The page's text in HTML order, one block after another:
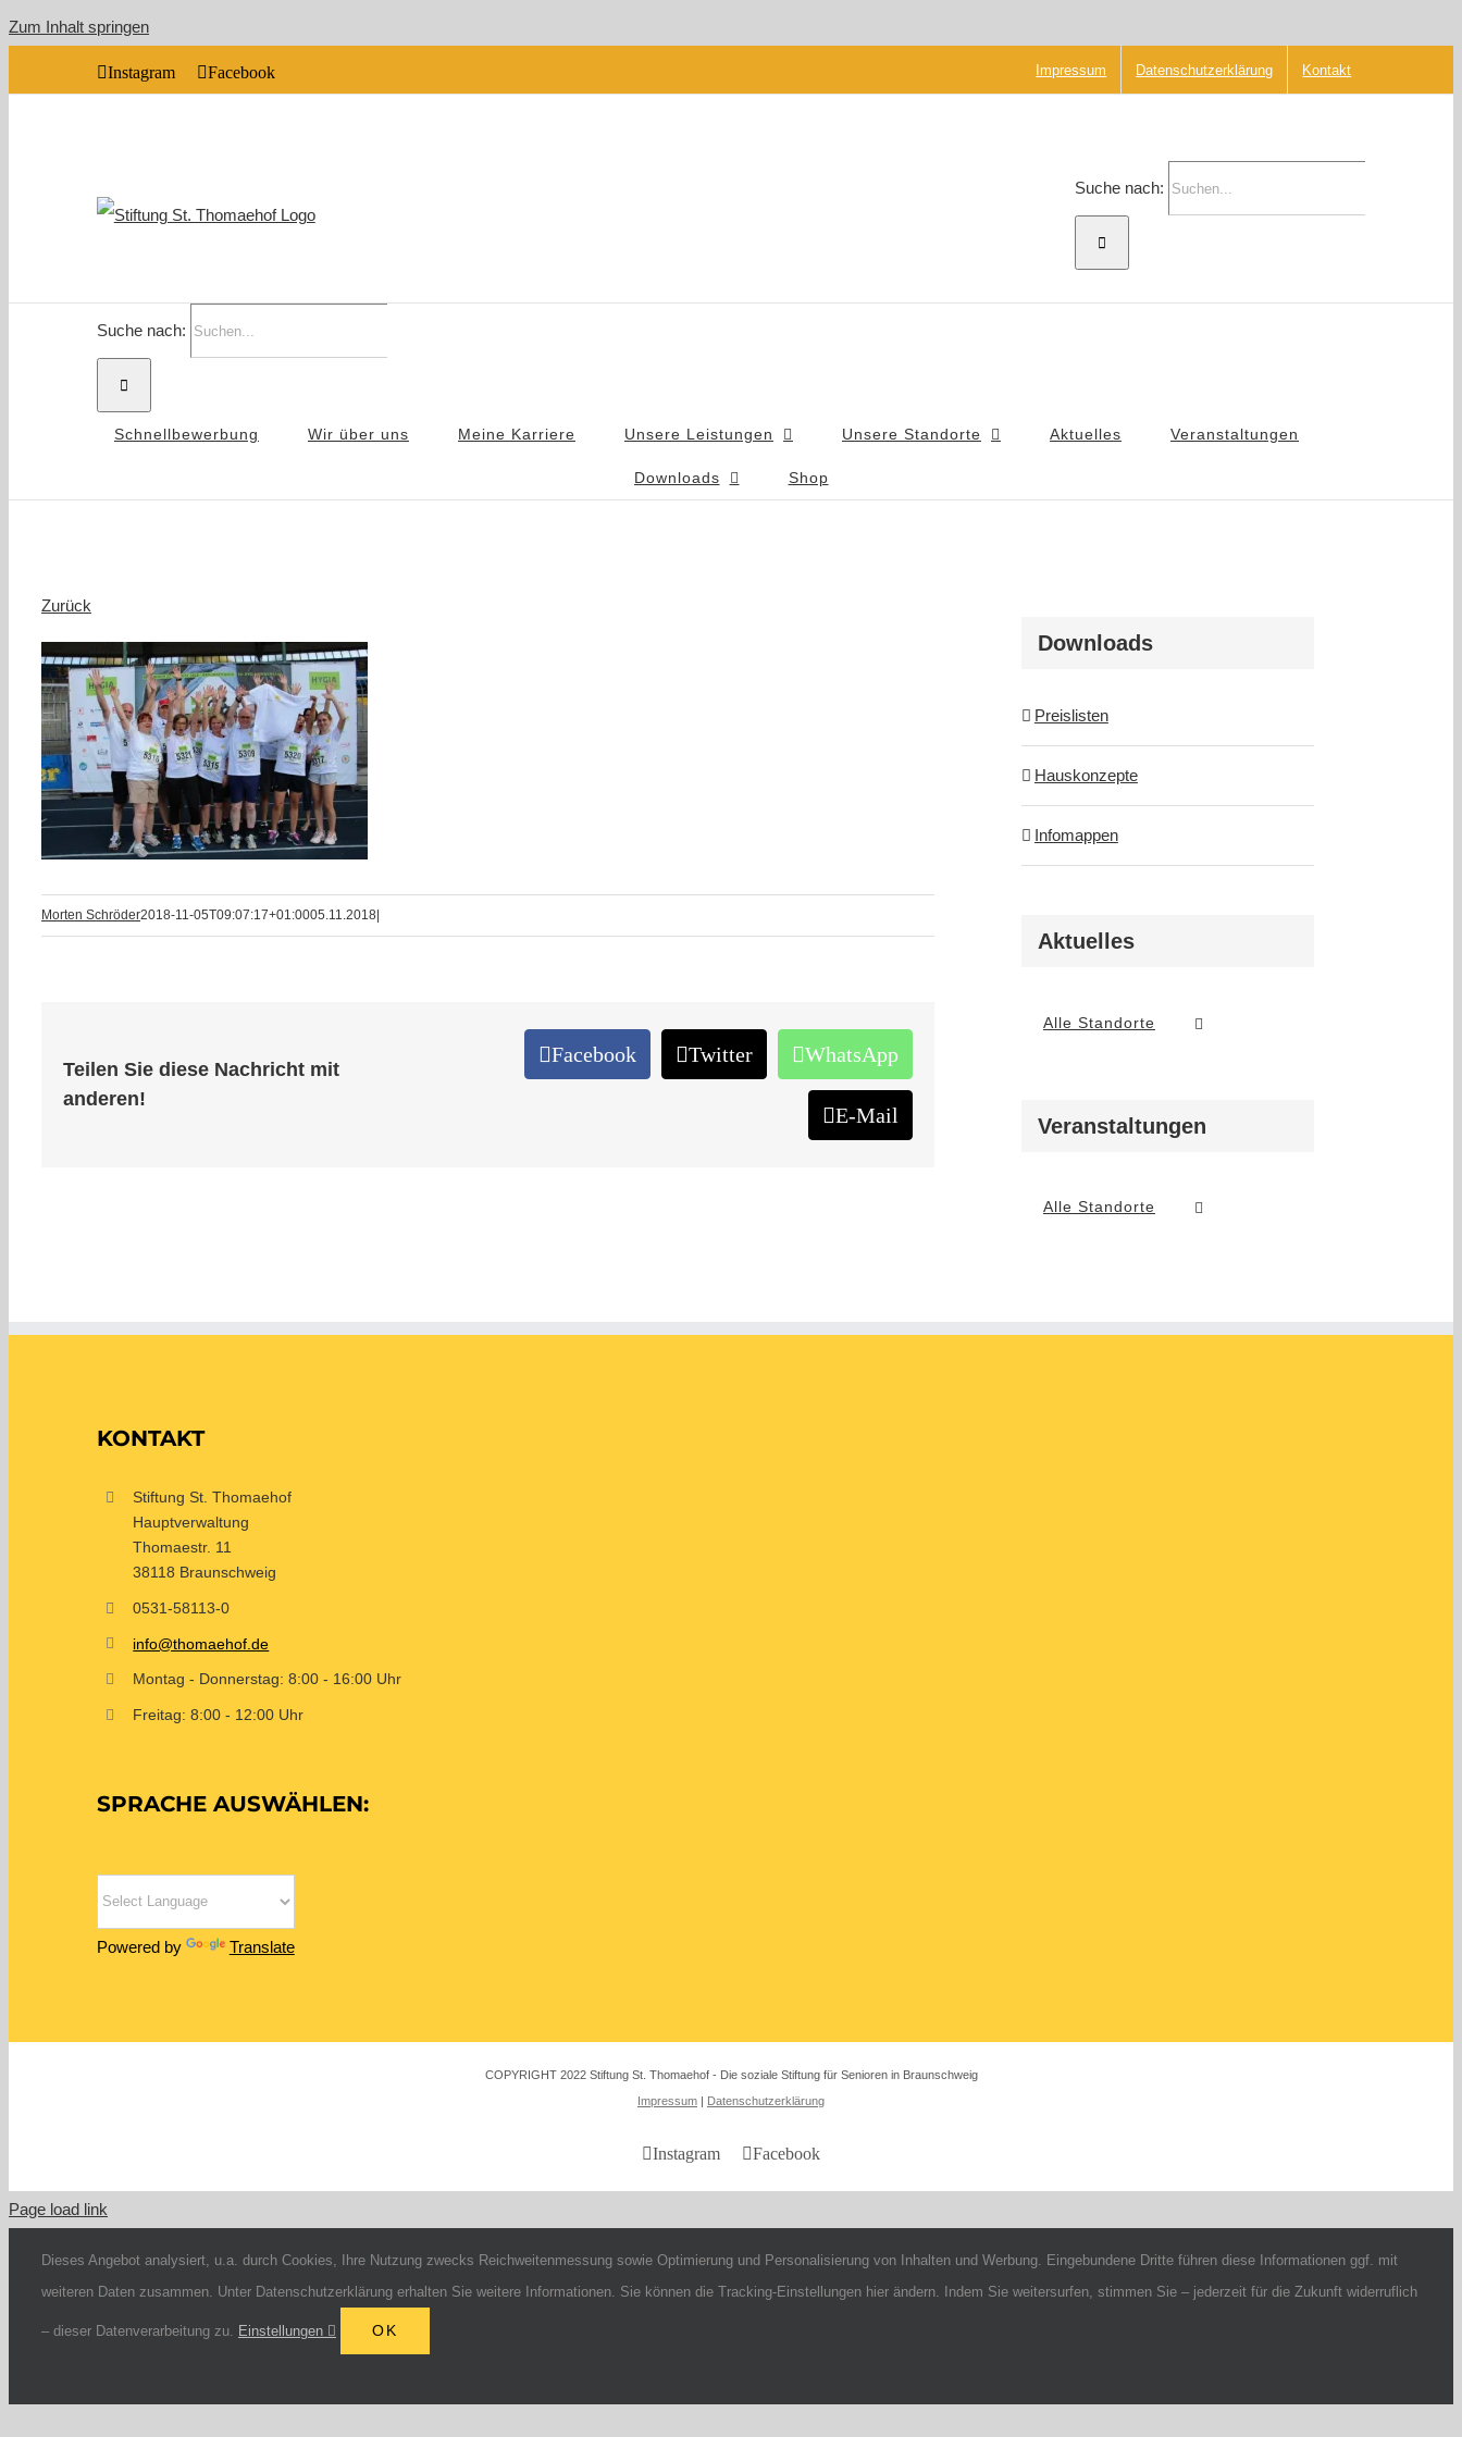
Zum Inhalt springen
Instagram Facebook Impressum Datenschutzerklärung Kontakt
Suche nach:
Suche nach:
Schnellbewerbung Wir über uns Meine Karriere Unsere Leistungen Unsere Standorte Aktuelles Veranstaltungen
Downloads Shop
Zurück
Morten Schröder2018-11-05T09:07:17+01:0005.11.2018
Teilen Sie diese Nachricht mit
anderen!
Facebook Twitter WhatsApp
E-Mail
Downloads
Preislisten
Hauskonzepte
Infomappen
Aktuelles
Alle Standorte
Veranstaltungen
Alle Standorte
KONTAKT
Stiftung St. Thomaehof
Hauptverwaltung
Thomaestr. 11
38118 Braunschweig
0531-58113-0
info@thomaehof.de
Montag - Donnerstag: 8:00 - 16:00 Uhr
Freitag: 8:00 - 12:00 Uhr
SPRACHE AUSWÄHLEN:
Powered by Translate
COPYRIGHT 2022 Stiftung St. Thomaehof - Die soziale Stiftung für Senioren in Braunschweig
Impressum | Datenschutzerklärung
Instagram Facebook
Page load link
Dieses Angebot analysiert, u.a. durch Cookies, Ihre Nutzung zwecks Reichweitenmessung sowie Optimierung und Personalisierung von Inhalten und Werbung. Eingebundene Dritte führen diese Informationen ggf. mit
weiteren Daten zusammen. Unter Datenschutzerklärung erhalten Sie weitere Informationen. Sie können die Tracking-Einstellungen hier ändern. Indem Sie weitersurfen, stimmen Sie – jederzeit für die Zukunft widerruflich
– dieser Datenverarbeitung zu. Einstellungen OK